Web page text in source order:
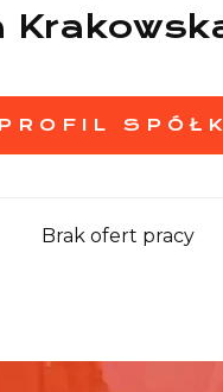
PROFIL
Brak ofert pracy